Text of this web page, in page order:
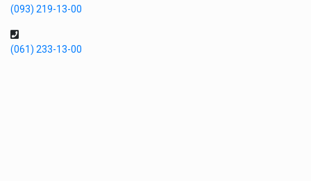
(093) 219-13-00
(061) 233-13-00